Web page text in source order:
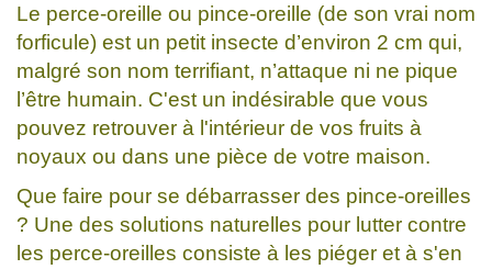
Le perce-oreille ou pince-oreille (de son vrai nom
forficule) est un petit insecte d’environ 2 cm qui,
malgré son nom terrifiant, n’attaque ni ne pique
l’être humain. C'est un indésirable que vous
pouvez retrouver à l'intérieur de vos fruits à
noyaux ou dans une pièce de votre maison.
Que faire pour se débarrasser des pince-oreilles
? Une des solutions naturelles pour lutter contre
les perce-oreilles consiste à les piéger et à s'en